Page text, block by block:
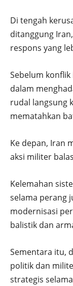
Di tengah
ditanggung
respons yang
Sebelum
dalam
rudal langsung
mematahkan
Ke depan, Iran
aksi militer
Kelemahan
selama perang
modernisasi
balistik dan
Sementara itu,
politik dan
strategis